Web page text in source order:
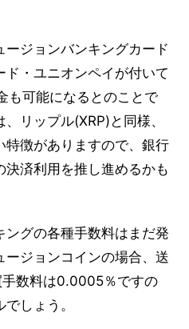
ージョンバンキングカード
・ユニオンペイが付いて
も可能になるとのことで
リップル(XRP)と同様、
徴がありますので、銀行
済利用を推し進めるかも
ングの各種手数料はまだ発
ジョンコインの場合、送
数料は0.0005％ですの
しょう。